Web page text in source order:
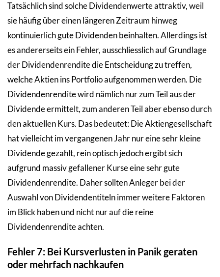
Tatsächlich sind solche Dividendenwerte attraktiv, weil
sie häufig über einen längeren Zeitraum hinweg
kontinuierlich gute Dividenden beinhalten. Allerdings ist
es andererseits ein Fehler, ausschliesslich auf Grundlage
der Dividendenrendite die Entscheidung zu treffen,
welche Aktien ins Portfolio aufgenommen werden. Die
Dividendenrendite wird nämlich nur zum Teil aus der
Dividende ermittelt, zum anderen Teil aber ebenso durch
den aktuellen Kurs. Das bedeutet: Die Aktiengesellschaft
hat vielleicht im vergangenen Jahr nur eine sehr kleine
Dividende gezahlt, rein optisch jedoch ergibt sich
aufgrund massiv gefallener Kurse eine sehr gute
Dividendenrendite. Daher sollten Anleger bei der
Auswahl von Dividendentiteln immer weitere Faktoren
im Blick haben und nicht nur auf die reine
Dividendenrendite achten.
Fehler 7: Bei Kursverlusten in Panik geraten
oder mehrfach nachkaufen